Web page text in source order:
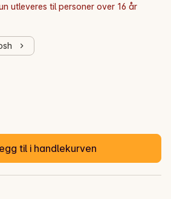
utleveres til personer over 16 år
kr
til i handlekurven